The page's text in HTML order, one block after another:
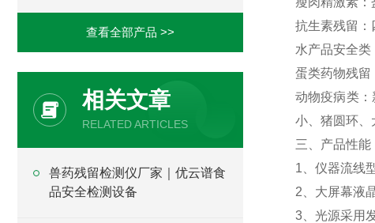
抗生素残留：
水产品安全
蛋类药物残留
动物疫病类
小、猪圆环、
三、产品性能
1、仪器流线
2、大屏幕液
3、光源采用
查看全部产品 >>
相关文章
RELATED ARTICLES
兽药残留检测仪厂家｜优云谱食
品安全检测设备